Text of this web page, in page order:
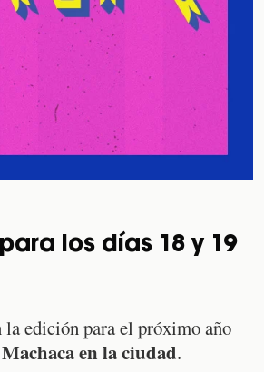
los días 18 y 19
la edición para el próximo año
Machaca en la ciudad.